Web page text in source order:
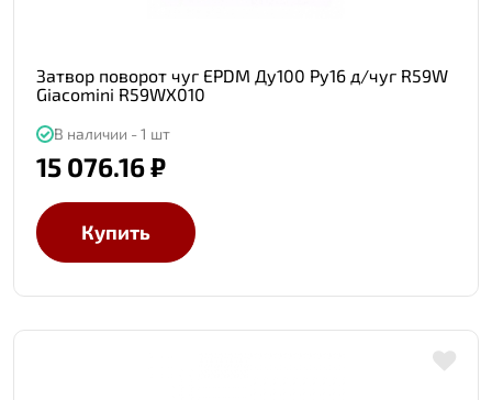
Затвор поворот чуг EPDM Ду100 Ру16 д/чуг R59W
Giacomini R59WX010
В наличии - 1 шт
15 076.16 ₽
Купить